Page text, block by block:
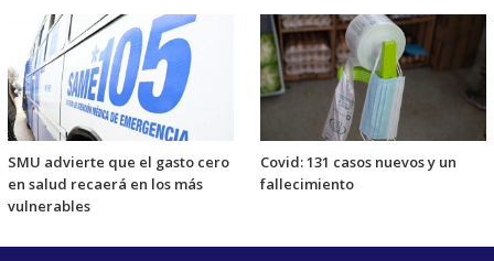
SMU advierte que el gasto cero
en salud recaerá en los más
vulnerables
Covid: 131 casos nuevos y un
fallecimiento